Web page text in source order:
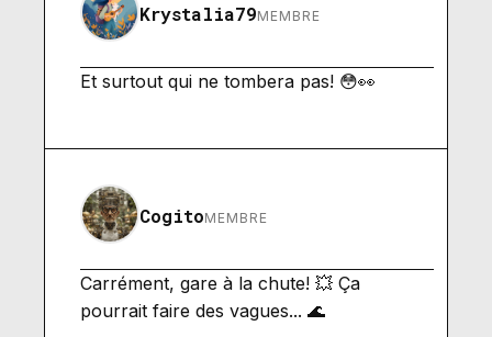
Krystalia79MEMBRE
Et surtout qui ne tombera pas! 😳👀
CogitoMEMBRE
Carrément, gare à la chute! 💥 Ça
pourrait faire des vagues... 🌊